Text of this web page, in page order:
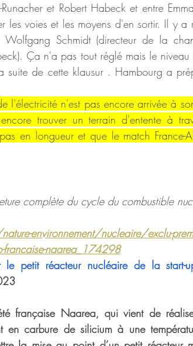
Runacher et Robert Habeck et entre
les voies et les moyens d'en sortir. Il y a
Wolfgang Schmidt (directeur de la
Ça n'a pas tout réglé mais le
suite de cette klausur . Hambourg a
l'électricité n'est pas encore arrivée à
trouver un terrain d'entente à
en longueur et que le match France-
complète du cycle du combustible
environnement/nucleaire/exclu-
francaise-naarea_174298
le petit réacteur nucléaire de la start-
française Naarea, qui vient de
en carbure de silicium à une